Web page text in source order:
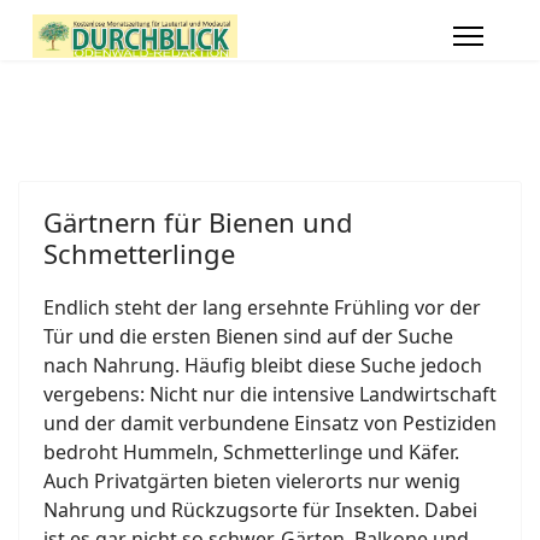
Gärtnern für Bienen und
Schmetterlinge
Endlich steht der lang ersehnte Frühling vor der
Tür und die ersten Bienen sind auf der Suche
nach Nahrung. Häufig bleibt diese Suche jedoch
vergebens: Nicht nur die intensive Landwirtschaft
und der damit verbundene Einsatz von Pestiziden
bedroht Hummeln, Schmetterlinge und Käfer.
Auch Privatgärten bieten vielerorts nur wenig
Nahrung und Rückzugsorte für Insekten. Dabei